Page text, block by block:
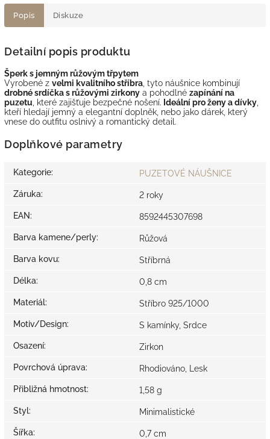
Popis Diskuze
Detailní popis produktu
Šperk s jemným růžovým třpytem
Vyrobené z velmi kvalitního stříbra, tyto náušnice kombinují
drobné srdíčka s růžovými zirkony a pohodlné zapínání na
puzetu, které zajišťuje bezpečné nošení. Ideální pro ženy a dívky,
kteří hledají jemný a elegantní doplněk, nebo jako dárek, který
vnese do outfitu oslnivý a romantický detail.
Doplňkové parametry
Kategorie: PUZETOVÉ NÁUŠNICE
Záruka: 2 roky
EAN: 8592445307698
Barva kamene/perly: Růžová
Barva kovu: Stříbrná
Délka: 0,8 cm
Materiál: Stříbro 925/1000
Motiv/Design: S kamínky, Srdce
Osazení: Zirkon
Povrchová úprava: Rhodiováno, Lesk
Přibližná hmotnost: 1,58 g
Styl: Minimalistické
Šířka: 0,7 cm